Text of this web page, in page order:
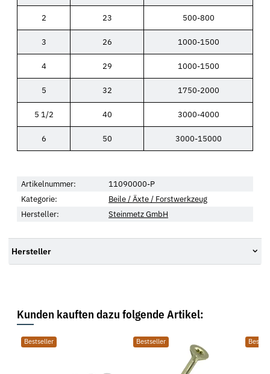
2 23 500-800
3 26 1000-1500
4 29 1000-1500
5 32 1750-2000
5 1/2 40 3000-4000
6 50 3000-15000
Artikelnummer:
11090000-P
Kategorie:
Beile / Äxte / Forstwerkzeug
Hersteller:
Steinmetz GmbH
Hersteller
Kunden kauften dazu folgende Artikel:
Bestseller Bestseller